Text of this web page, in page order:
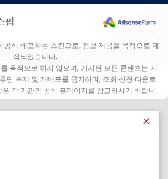
팜
식 배포하는 스킨으로, 정보 제공을 목적으로 제
작되었습니다.
목적으로 하지 않으며, 게시된 모든 콘텐츠는 저
단 복제 및 재배포를 금지하며, 조회·신청·다운로
각 기관의 공식 홈페이지를 참고하시기 바랍니
✕